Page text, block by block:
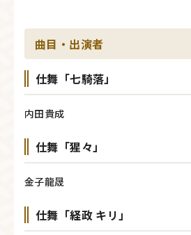
曲目・出演者
仕舞「七騎落」
内田貴成
仕舞「猩々」
金子龍晟
仕舞「経政 キリ」